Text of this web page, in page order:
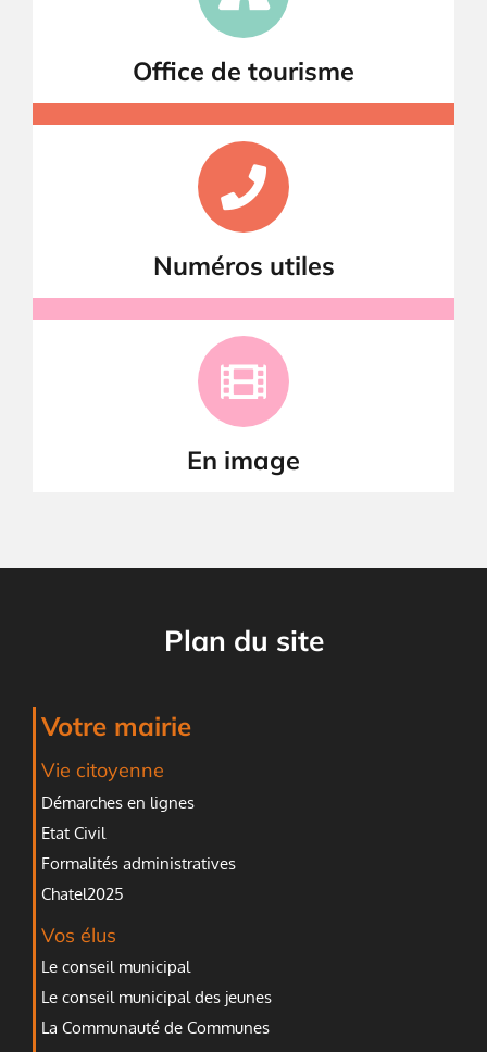
Office de tourisme
Numéros utiles
En image
Plan du site
Votre mairie
Vie citoyenne
Démarches en lignes
Etat Civil
Formalités administratives
Chatel2025
Vos élus
Le conseil municipal
Le conseil municipal des jeunes
La Communauté de Communes